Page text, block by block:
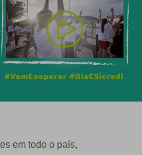
em todo o país,